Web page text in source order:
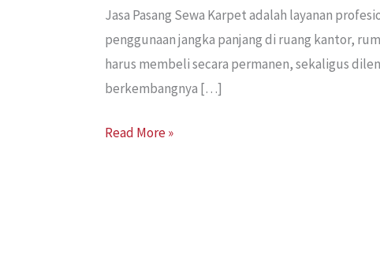
Jasa Pasang Sewa Karpet adalah layanan
penggunaan jangka panjang di ruang kantor,
harus membeli secara permanen, sekaligus
berkembangnya […]
Read More »